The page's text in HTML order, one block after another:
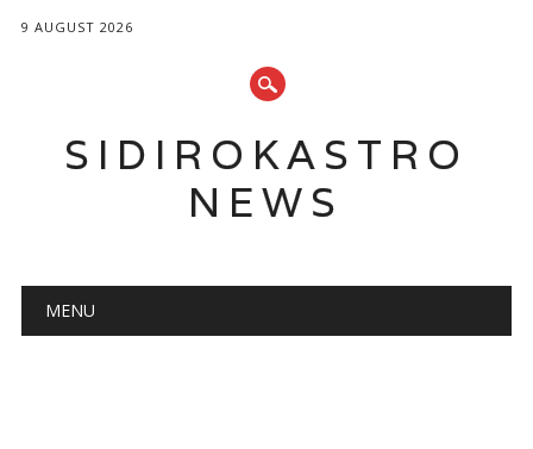
9 AUGUST 2026
SIDIROKASTRO
NEWS
Main menu
MENU